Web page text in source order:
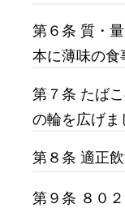
第６条 質・
本に薄味の食
第７条 たば
の輪を広げま
第８条 適正
第９条 ８０